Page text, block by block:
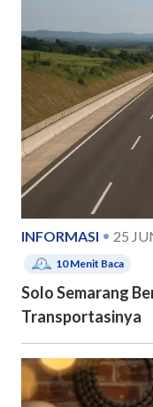
INFORMASI 25
10Menit Baca
Solo Semarang
Transportasinya